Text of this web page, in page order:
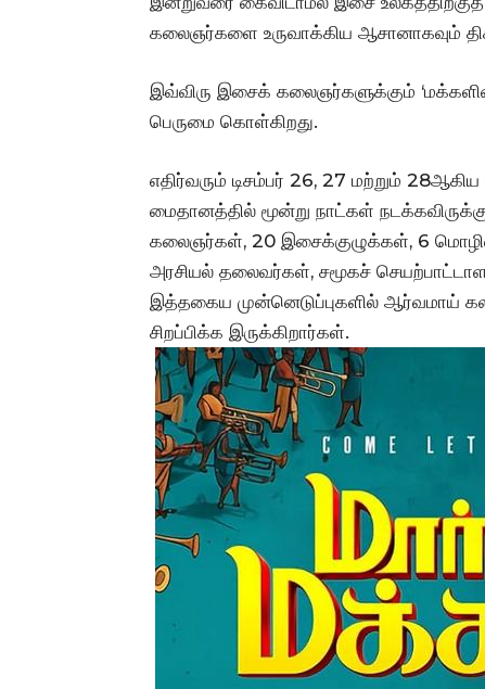
கலைஞர்களை உருவாக்கிய ஆசானாகவும்
இவ்விரு இசைக் கலைஞர்களுக்கும்
பெருமை கொள்கிறது.
எதிர்வரும் டிசம்பர் 26, 27 மற்றும்
மைதானத்தில் மூன்று நாட்கள்
கலைஞர்கள், 20 இசைக்குழுக்கள், 6
அரசியல் தலைவர்கள், சமூகச்
இத்தகைய முன்னெடுப்புகளில் ஆர்வமாய்
சிறப்பிக்க இருக்கிறார்கள்.